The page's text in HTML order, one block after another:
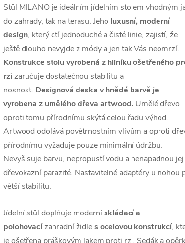
Stůl MILANO je ideálním jídelním stolem vhodným
do zahrady, tak na terasu. Jeho luxusní, moderní
design, který ctí jednoduché a čisté linie, zajistí, že
ještě dlouho nevyjde z módy a jen tak Vás neomrzí.
Konstrukce stolu vyrobená z hliníku ošetřeného
rzi zaručuje dostatečnou stabilitu a
nosnost. Designová deska v hnědé barvě je
vyrobena z umělého dřeva artwood. Umělé dřevo
oproti tomu přírodnímu skýtá celou řadu výhod.
Artwood odolává povětrnostním vlivům a oproti
přírodnímu vyžaduje pouze minimální údržbu.
Nevyšisuje barvu, nepropustí vodu a nenapadnou jej
dřevokazní parazité. Nastavitelné adaptéry u nohou
větší stabilitu.
Jídelní stůl doplňuje modernískládací a
polohovacízahradní židles ocelovou konstrukcí,
je ošetřena práškovým lakem proti rzi. Sedák a